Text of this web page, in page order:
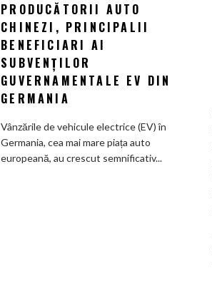
Producătorii
auto
chinezi,
ai
EV
din
Germania
PRODUCĂTORII AUTO
CHINEZI, PRINCIPALII
BENEFICIARI AI
SUBVENȚILOR
GUVERNAMENTALE EV DIN
GERMANIA
Vânzările de vehicule electrice (EV) în
Germania, cea mai mare piața auto
europeană, au crescut semnificativ...